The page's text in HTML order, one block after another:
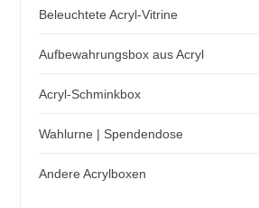
Beleuchtete Acryl-Vitrine
Aufbewahrungsbox aus Acryl
Acryl-Schminkbox
Wahlurne | Spendendose
Andere Acrylboxen